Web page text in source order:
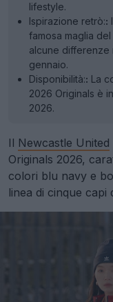
lifestyle.
Ispirazione retrò::
famosa maglia
alcune differenze
gennaio.
Disponibilità:: La
2026 Originals è
2026.
Il Newcastle United
Originals 2026,
colori blu navy e
linea di cinque capi